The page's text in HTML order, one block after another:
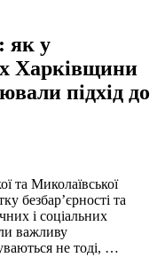
як у
Харківщини
підхід до
та Миколаївської
безбар’єрності та
і соціальних
важливу
не тоді, …